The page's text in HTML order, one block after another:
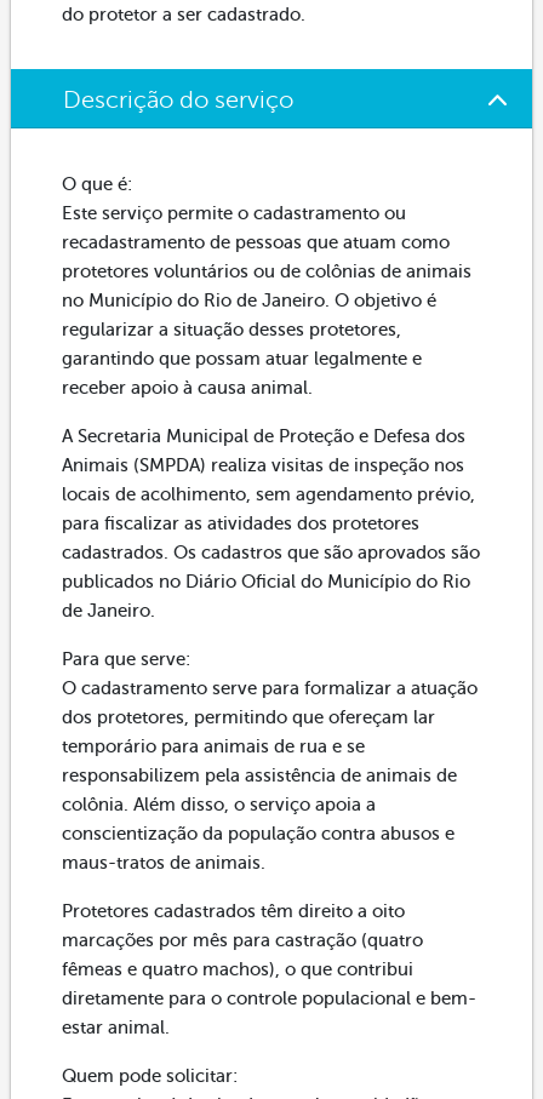
do protetor a ser cadastrado.
Descrição do serviço
O que é:
Este serviço permite o cadastramento ou
recadastramento de pessoas que atuam como
protetores voluntários ou de colônias de animais
no Município do Rio de Janeiro. O objetivo é
regularizar a situação desses protetores,
garantindo que possam atuar legalmente e
receber apoio à causa animal.
A Secretaria Municipal de Proteção e Defesa dos
Animais (SMPDA) realiza visitas de inspeção nos
locais de acolhimento, sem agendamento prévio,
para fiscalizar as atividades dos protetores
cadastrados. Os cadastros que são aprovados são
publicados no Diário Oficial do Município do Rio
de Janeiro.
Para que serve:
O cadastramento serve para formalizar a atuação
dos protetores, permitindo que ofereçam lar
temporário para animais de rua e se
responsabilizem pela assistência de animais de
colônia. Além disso, o serviço apoia a
conscientização da população contra abusos e
maus-tratos de animais.
Protetores cadastrados têm direito a oito
marcações por mês para castração (quatro
fêmeas e quatro machos), o que contribui
diretamente para o controle populacional e bem-
estar animal.
Quem pode solicitar: